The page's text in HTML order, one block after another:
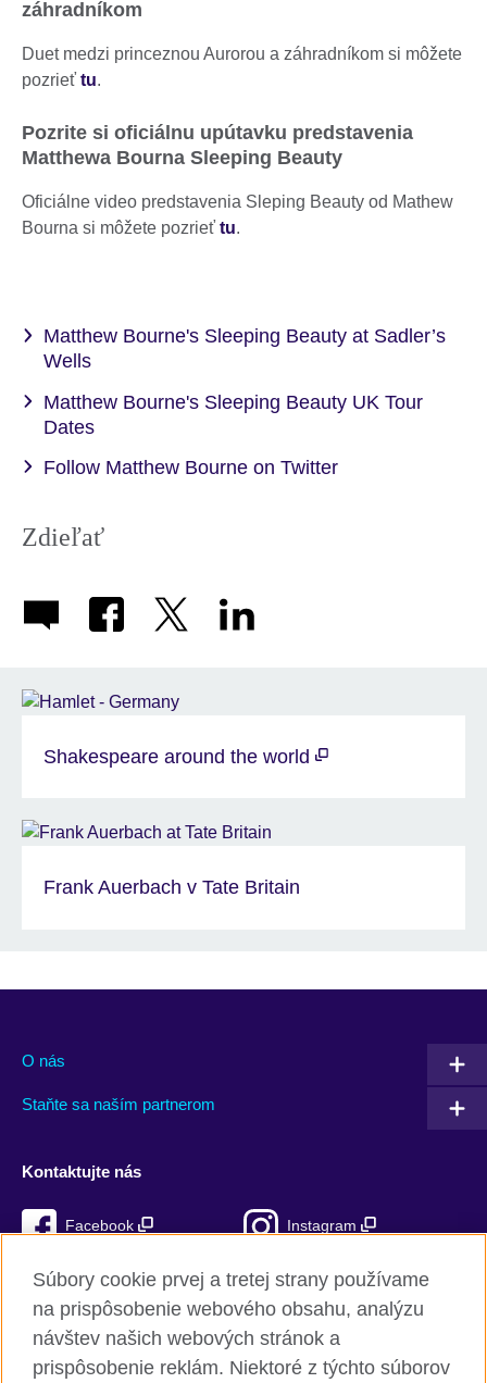
záhradníkom
Duet medzi princeznou Aurorou a záhradníkom si môžete
pozrieť tu.
Pozrite si oficiálnu upútavku predstavenia
Matthewa Bourna Sleeping Beauty
Oficiálne video predstavenia Sleping Beauty od Mathew
Bourna si môžete pozrieť tu.
Matthew Bourne's Sleeping Beauty at Sadler’s
Wells
Matthew Bourne's Sleeping Beauty UK Tour
Dates
Follow Matthew Bourne on Twitter
Zdieľať
Shakespeare around the world
Frank Auerbach v Tate Britain
O nás
Staňte sa naším partnerom
Kontaktujte nás
Facebook Instagram
Mixcloud TikTok
RSS
Súbory cookie prvej a tretej strany používame
na prispôsobenie webového obsahu, analýzu
návštev našich webových stránok a
prispôsobenie reklám. Niektoré z týchto súborov